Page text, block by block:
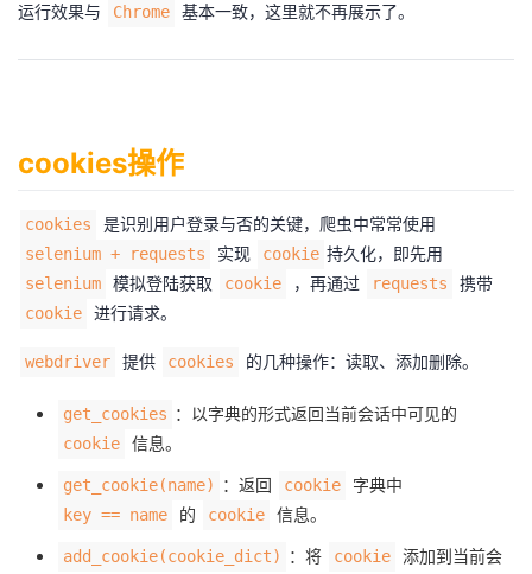
运行效果与 Chrome 基本一致，这里就不再展示了。
cookies操作
cookies 是识别用户登录与否的关键，爬虫中常常使用
selenium + requests 实现 cookie 持久化，即先用
selenium 模拟登陆获取 cookie ，再通过 requests 携带
cookie 进行请求。
webdriver 提供 cookies 的几种操作：读取、添加删除。
get_cookies ：以字典的形式返回当前会话中可见的
cookie 信息。
get_cookie(name) ：返回 cookie 字典中
key == name 的 cookie 信息。
add_cookie(cookie_dict) ：将 cookie 添加到当前会